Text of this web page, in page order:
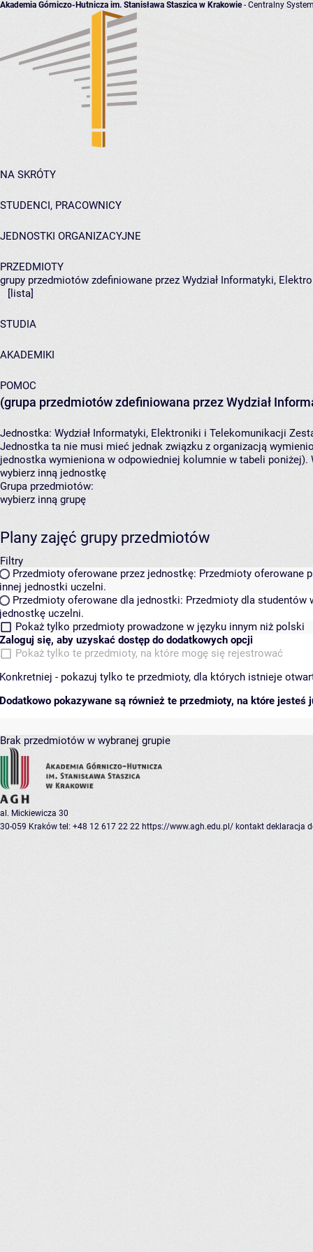
Akademia Górniczo-Hutnicza im. Stanisława Staszica w Krakowie- Centralny
NA SKRÓTY
STUDENCI, PRACOWNICY
JEDNOSTKI ORGANIZACYJNE
PRZEDMIOTY
grupy przedmiotów zdefiniowane przez Wydział Informatyki,
[lista]
STUDIA
AKADEMIKI
POMOC
(grupa przedmiotów zdefiniowana przez Wydział
Jednostka: Wydział Informatyki, Elektroniki i Telekomunikacji
Jednostka ta nie musi mieć jednak związku z organizacją
jednostka wymieniona w odpowiedniej kolumnie w tabeli
wybierz inną jednostkę
Grupa przedmiotów:
wybierz inną grupę
Plany zajęć grupy przedmiotów
Filtry
Przedmioty oferowane przez jednostkę: Przedmioty oferowane
innej jednostki uczelni.
Przedmioty oferowane dla jednostki: Przedmioty dla studentów
jednostkę uczelni.
Pokaż tylko przedmioty prowadzone w języku innym niż polski
Zaloguj się, aby uzyskać dostęp do dodatkowych opcji
Pokaż tylko te przedmioty, na które mogę się rejestrować
Konkretniej - pokazuj tylko te przedmioty, dla których istnieje
Dodatkowo pokazywane są również te przedmioty, na które jesteś
Brak przedmiotów w wybranej grupie
al. Mickiewicza 30
30-059 Kraków tel: +48 12 617 22 22 https://www.agh.edu.pl/ kontakt deklaracja